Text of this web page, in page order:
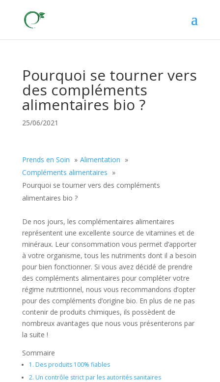
Pourquoi se tourner vers
des compléments
alimentaires bio ?
25/06/2021
Prends en Soin
Alimentation
Compléments alimentaires
Pourquoi se tourner vers des compléments
alimentaires bio ?
De nos jours, les complémentaires alimentaires
représentent une excellente source de vitamines et de
minéraux. Leur consommation vous permet d’apporter
à votre organisme, tous les nutriments dont il a besoin
pour bien fonctionner. Si vous avez décidé de prendre
des compléments alimentaires pour compléter votre
régime nutritionnel, nous vous recommandons d’opter
pour des compléments d’origine bio. En plus de ne pas
contenir de produits chimiques, ils possèdent de
nombreux avantages que nous vous présenterons par
la suite !
Sommaire
1. Des produits 100% fiables
2. Un contrôle strict par les autorités sanitaires